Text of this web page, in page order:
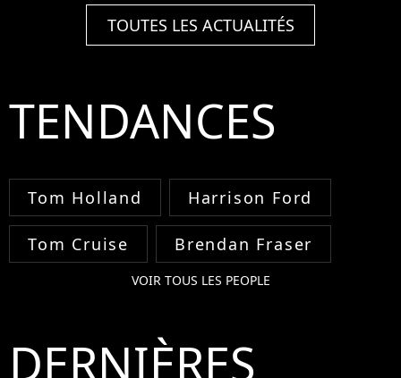
TOUTES LES ACTUALITÉS
TENDANCES
Tom Holland Harrison Ford
Tom Cruise Brendan Fraser
VOIR TOUS LES PEOPLE
DERNIÈRES